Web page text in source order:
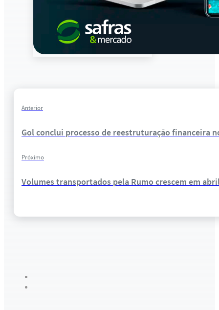
Anterior
Gol conclui processo de reestruturação financeira
Próximo
Volumes transportados pela Rumo crescem em